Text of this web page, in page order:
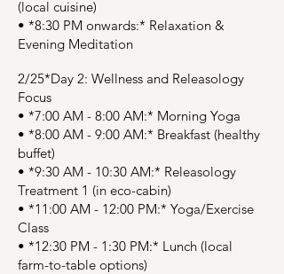
(local cuisine)
•⁠ ⁠*8:30 PM onwards:* Relaxation &
Evening Meditation
2/25*Day 2: Wellness and Releasology
Focus
•⁠ ⁠*7:00 AM - 8:00 AM:* Morning Yoga
•⁠ ⁠*8:00 AM - 9:00 AM:* Breakfast (healthy
buffet)
•⁠ ⁠*9:30 AM - 10:30 AM:* Releasology
Treatment 1 (in eco-cabin)
•⁠ ⁠*11:00 AM - 12:00 PM:* Yoga/Exercise
Class
•⁠ ⁠*12:30 PM - 1:30 PM:* Lunch (local
farm-to-table options)